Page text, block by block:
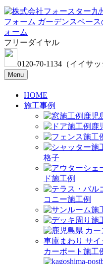
フリーダイヤル
0120-70-1134 （イイサッ
Menu
HOME
施工事例
格子
ド施工例
コニー施工例
カーポート施工